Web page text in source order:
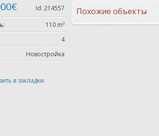
Похожие объекты
Id: 214557
110 m²
4
Новостройка
в закладки